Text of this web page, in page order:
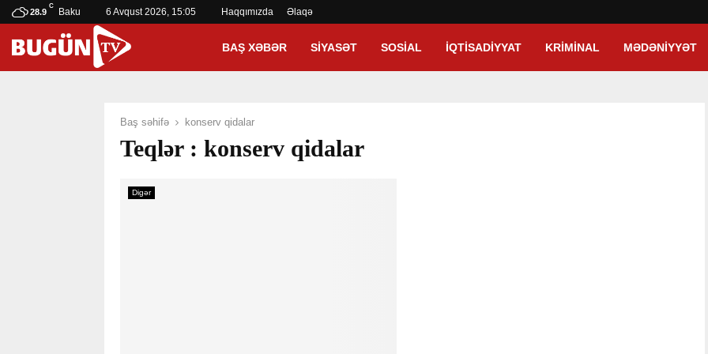
28.9
C
Baku 6 Avqust 2026, 15:05 Haqqımızda Əlaqə
BAŞ XƏBƏR SIYASƏT SOSIAL İQTISADIYYAT KRIMINAL MƏDƏNIYYƏT
Baş səhifə konserv qidalar
Teqlər : konserv qidalar
Digər